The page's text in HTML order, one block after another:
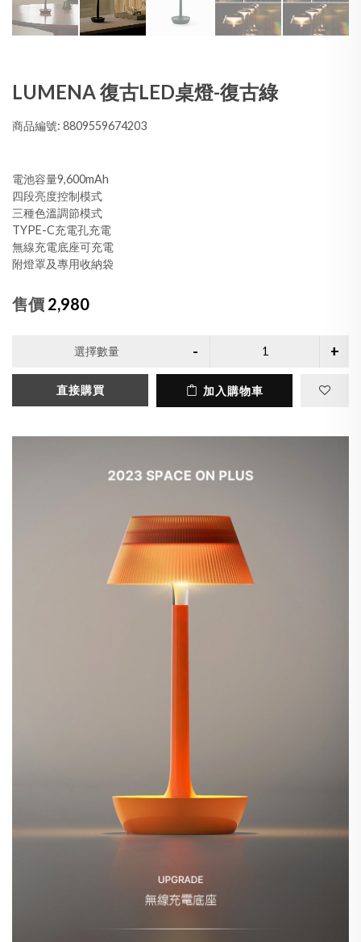
LUMENA 復古LED桌燈-復古綠
商品編號: 8809559674203
電池容量9,600mAh
四段亮度控制模式
三種色溫調節模式
TYPE-C充電孔充電
無線充電底座可充電
附燈罩及專用收納袋
售價 2,980
選擇數量
直接購買 加入購物車